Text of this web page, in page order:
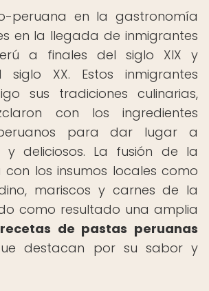
peruana en la gastronomía
en la llegada de inmigrantes
a finales del siglo XIX y
siglo XX. Estos inmigrantes
sus tradiciones culinarias,
con los ingredientes
para dar lugar a
y deliciosos. La fusión de la
los insumos locales como
mariscos y carnes de la
como resultado una amplia
recetas de pastas peruanas
destacan por su sabor y